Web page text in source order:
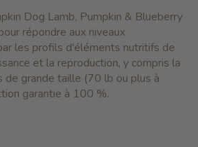
Dog Lamb, Pumpkin & Blueberry
répondre aux niveaux
les profils d'éléments nutritifs de
et la reproduction, y compris la
de grande taille (70 lb ou plus à
garantie à 100 %.